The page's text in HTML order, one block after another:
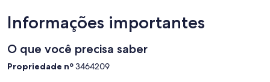
Informações importantes
O que você precisa saber
Propriedade nº3464209